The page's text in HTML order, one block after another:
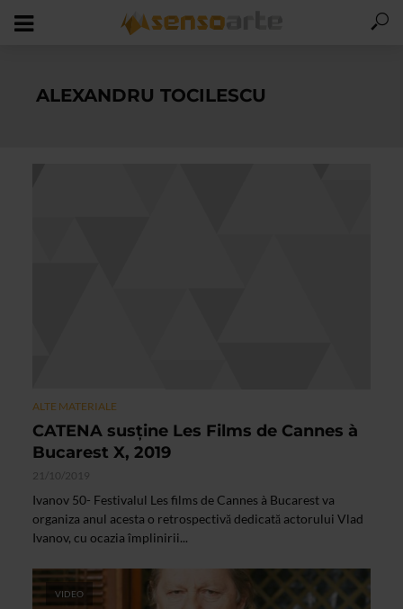
ALEXANDRU TOCILESCU
ALTE MATERIALE
CATENA susţine Les Films de Cannes à
Bucarest X, 2019
21/10/2019
Ivanov 50- Festivalul Les films de Cannes à Bucarest va
organiza anul acesta o retrospectivă dedicată actorului Vlad
Ivanov, cu ocazia împlinirii...
VIDEO